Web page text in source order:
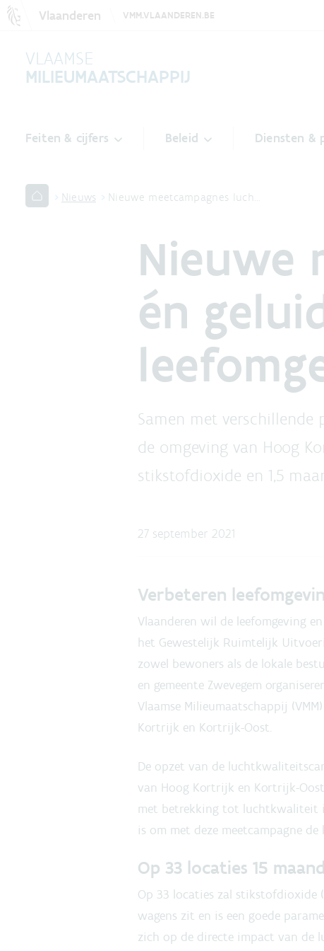
Vlaanderen VMM.VLAANDEREN.BE
VLAAMSE
MILIEUMAATSCHAPPIJ
Feiten & cijfers Beleid Diensten &
Nieuws Nieuwe meetcampagnes luch…
Nieuwe
én
Samen met
de omgeving van Hoog
stikstofdioxide en 1,5
27 september 2021
Verbeteren
Vlaanderen wil de leefomgeving
het Gewestelijk Ruimtelijk
zowel bewoners als de lokale
en gemeente Zwevegem
Vlaamse Milieumaatschappij
Kortrijk en Kortrijk-Oost.
De opzet van de
van Hoog Kortrijk en Kortrijk-Oost
met betrekking tot luchtkwaliteit
is om met deze meetcampagne
Op 33 locaties 15
Op 33 locaties zal stikstofdioxide
wagens zit en is een goede
zich op de directe impact van